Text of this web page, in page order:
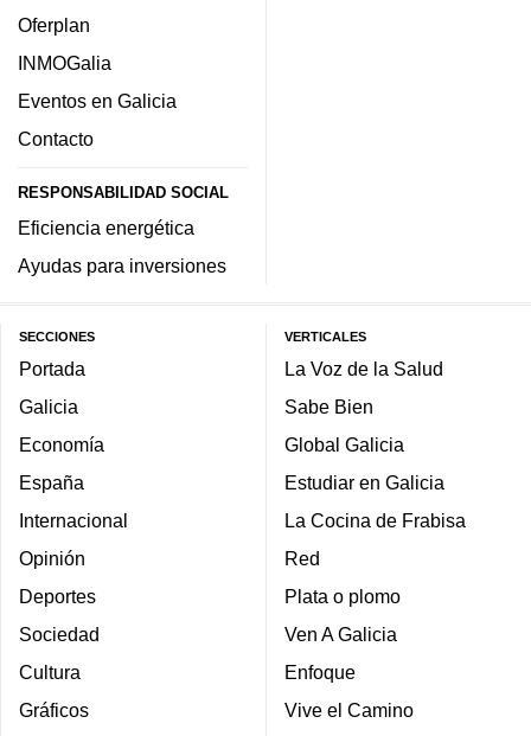
Oferplan
INMOGalia
Eventos en Galicia
Contacto
RESPONSABILIDAD SOCIAL
Eficiencia energética
Ayudas para inversiones
SECCIONES
Portada
Galicia
Economía
España
Internacional
Opinión
Deportes
Sociedad
Cultura
Gráficos
VERTICALES
La Voz de la Salud
Sabe Bien
Global Galicia
Estudiar en Galicia
La Cocina de Frabisa
Red
Plata o plomo
Ven A Galicia
Enfoque
Vive el Camino